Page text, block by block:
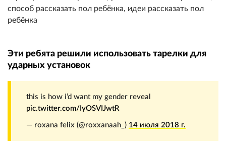
Эти ребята решили использовать тарелки для
ударных установок
this is how i’d want my gender reveal
pic.twitter.com/IyOSVIJwtR
— roxana felix (@roxxanaah_) 14 июля 2018 г.